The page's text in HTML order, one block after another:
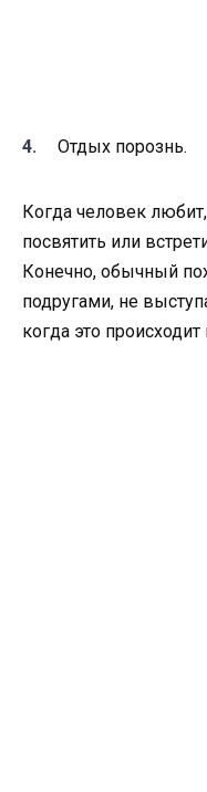
Отдых порознь.
Когда человек
посвятить или
Конечно, обычный
подругами, не
когда это